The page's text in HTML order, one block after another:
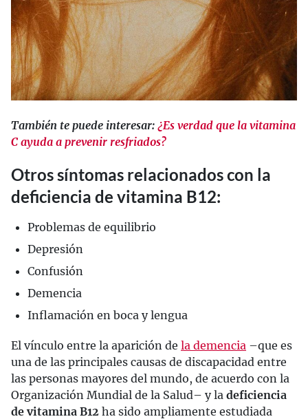
También te puede interesar: ¿Es verdad que la vitamina
C ayuda a prevenir resfriados?
Otros síntomas relacionados con la
deficiencia de vitamina B12:
Problemas de equilibrio
Depresión
Confusión
Demencia
Inflamación en boca y lengua
El vínculo entre la aparición de la demencia –que es
una de las principales causas de discapacidad entre
las personas mayores del mundo, de acuerdo con la
Organización Mundial de la Salud– y la deficiencia
de vitamina B12 ha sido ampliamente estudiada